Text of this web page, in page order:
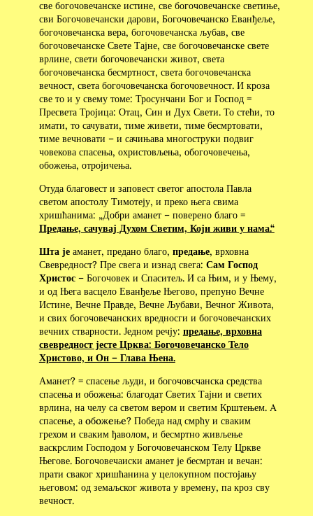
све богочовечанске истине, све богочовечанске светиње,
сви Богочовечански дарови, Богочовечанско Еванђеље,
богочовечанска вера, богочовечанска љубав, све
богочовечанске Свете Тајне, све богочовечанске свете
врлине, свети богочовечански живот, света
богочовечанска бесмртност, света богочовечанска
вечност, света богочовечанска богочовечност. И кроза
све то и у свему томе: Тросунчани Бог и Господ =
Пресвета Тројица: Отац, Син и Дух Свети. То стећи, то
имати, то сачувати, тиме живети, тиме бесмртовати,
тиме вечновати – и сачињава многоструки подвиг
човекова спасења, охристовљења, обогочовечења,
обожења, отројичења.
Отуда благовест и заповест светог апостола Павла
светом апостолу Тимотеју, и преко њега свима
хришћанима: „Добри аманет – поверено благо =
Предање, сачувај Духом Светим, Који живи у нама.“
Шта јеаманет, предано благо, предање, врховна
Свевредност? Пре свега и изнад свега: Сам Господ
Христос– Богочовек и Спаситељ. И са Њим, и у Њему,
и од Њега васцело Еванђеље Његово, препуно Вечне
Истине, Вечне Правде, Вечне Љубави, Вечног Живота,
и свих богочовечанских вредносги и богочовечанских
вечних стварности. Једном речју: предање, врховна
свевредност јесте Црква: Богочовечанско Тело
Христово, и Он – Глава Њена.
Аманет? = спасење људи, и богочовсчанска средства
спасења и обожења: благодат Светих Тајни и светих
врлина, на челу са светом вером и светим Крштењем. Α
спасење, а oбoжeњe? Победа над смрћу и сваким
грехом и сваким ђаволом, и бесмртно живљење
васкрслим Господом у Богочовечанском Телу Цркве
Његове. Богочовечаиски аманет је бесмртан и вечан:
прати сваког хришћанина у целокупном постојању
његовом: од земаљског живота у времену, па кроз сву
вечност.